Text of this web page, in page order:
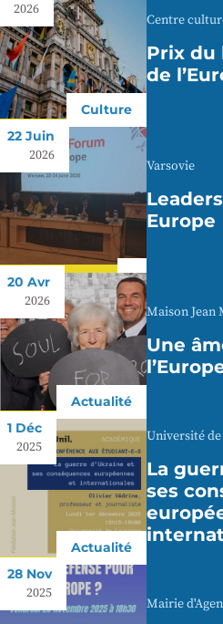
2026
Culture
Centre
Prix du
de
22 Juin
2026
Varsovie
Europe
20 Avr
2026
Actualité
Maison Jean
Une
1 Déc
2025
Actualité
Université
La
ses
28 Nov
2025
Mairie d'Agen